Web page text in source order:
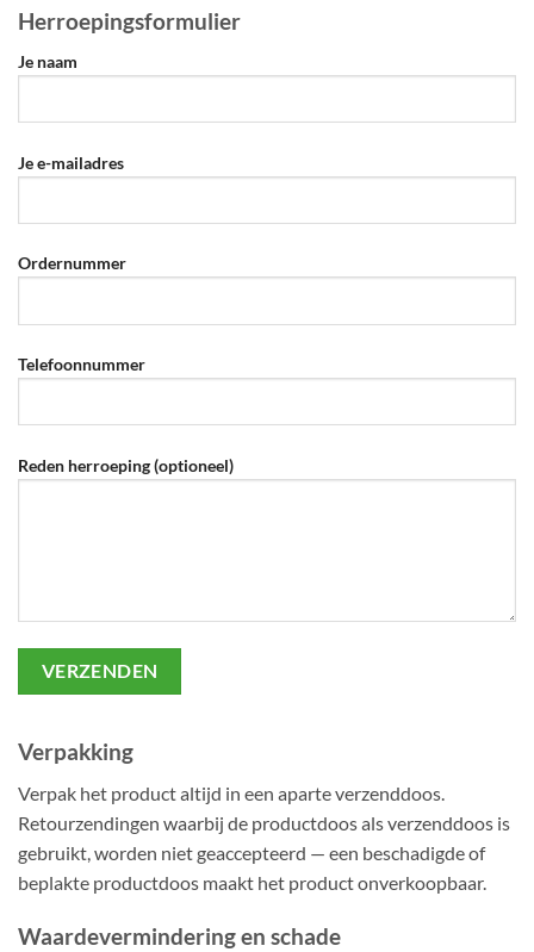
Herroepingsformulier
Je naam
Je e-mailadres
Ordernummer
Telefoonnummer
Reden herroeping (optioneel)
Verpakking
Verpak het product altijd in een aparte verzenddoos.
Retourzendingen waarbij de productdoos als verzenddoos is
gebruikt, worden niet geaccepteerd — een beschadigde of
beplakte productdoos maakt het product onverkoopbaar.
Waardevermindering en schade